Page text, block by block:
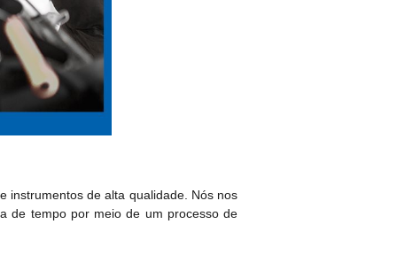
instrumentos de alta qualidade. Nós nos
de tempo por meio de um processo de